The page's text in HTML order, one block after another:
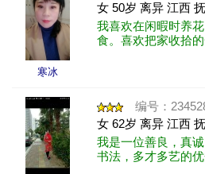
寒冰
女 50岁 离异 江西
我喜欢在闲暇时养
食。喜欢把家收拾
编号：
女 62岁 离异 江西
我是一位善良，真
书法，多才多艺的